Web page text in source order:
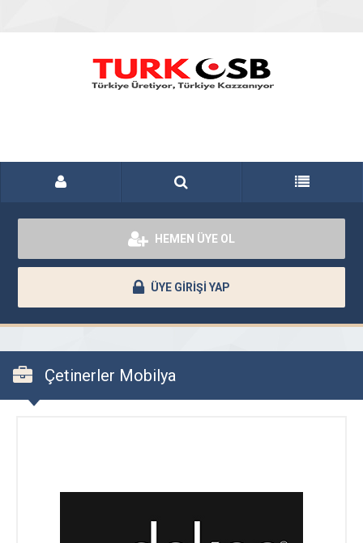
HEMEN ÜYE OL
ÜYE GİRİŞİ YAP
Çetinerler Mobilya